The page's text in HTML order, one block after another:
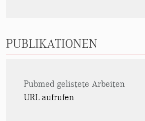
PUBLIKATIONEN
Pubmed gelistete Arbeiten
URL aufrufen